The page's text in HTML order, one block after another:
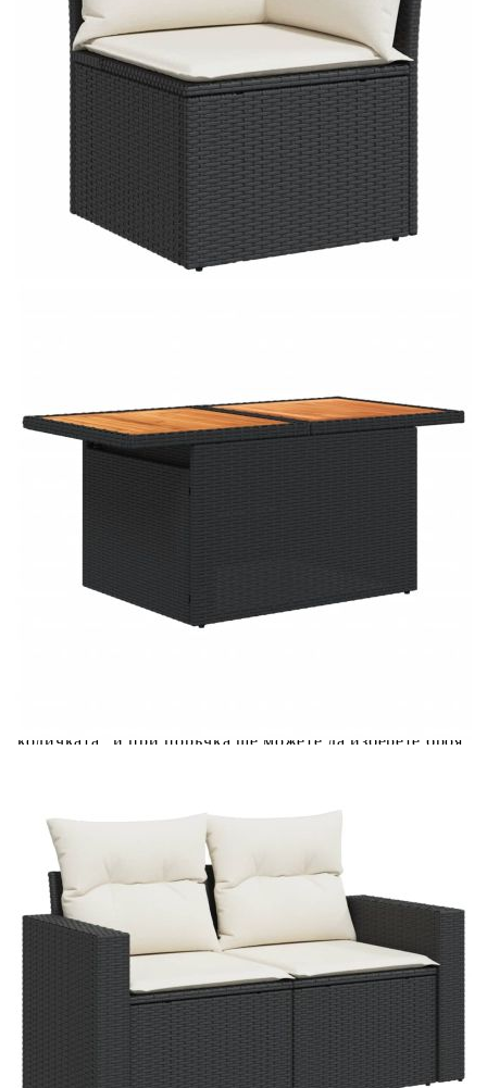
Размери на възглавницата
за облягане:
55 x 45 x 13 см (Д х Ш x Деб)
Максимален капацитет на
натоварване (на място):
Размери на възглавницата
на седалката:
55 x 55 x 3 см (Ш x Д x Деб)
Материал на покритието:
Плат (100% полиестер)
Ширина на подлакътника:
10 см
Височина на седалката от
земята (без
възглавницата):
37 см
Материал за пълнеж на
възглавницата за сядане:
Дунапрен
Материал за пълнеж на
Памучни влакна
Градински комплект диван с възглавници 7 части
черен полиратан
Please select credit institution
€507.00
Extraction of information from credit institutions
Предоставената таблица е с информационна цел.
Добавете продукта в количката си с бутона "Добави в
количката" и при поръчка ще можете да изберете броя
Acest tabel are caracter informativ. Adăugați produsul în
количката" и при поръчка ще можете да изберете броя
Добавете продукта в количката си с бутона "Добави в
количката" и при поръчка ще можете да изберете броя
вноски на кредита.
Предоставената таблица е с информационна цел.
Добавете продукта в количката си с бутона "Добави в
количката" и при поръчка ще можете да изберете броя
вноски на кредита.
Предоставената таблица е с информационна цел.
Добавете продукта в количката си с бутона "Добави в
количката" и при поръчка ще можете да изберете броя
вноски на кредита.